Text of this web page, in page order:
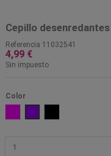
Cepillo
Referencia 11032541
4,99 €
Sin impuesto
Color